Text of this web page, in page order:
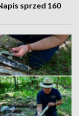
sprzed 160